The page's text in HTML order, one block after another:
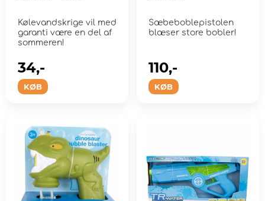
Kølevandskrige vil med
garanti være en del af
sommeren!
KØB
34,-
Sæbeboblepistolen
blæser store bobler!
KØB
110,-